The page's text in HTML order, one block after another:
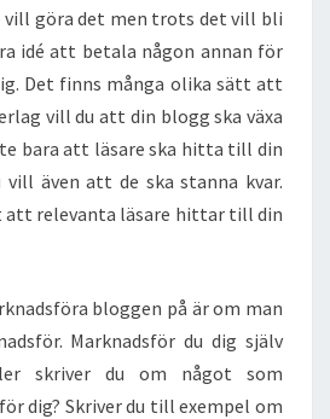
vill göra det men trots det vill bli
idé att betala någon annan för
Det finns många olika sätt att
vill du att din blogg ska växa
bara att läsare ska hitta till din
även att de ska stanna kvar.
att relevanta läsare hittar till din
bloggen på är om man
Marknadsför du dig själv
skriver du om något som
dig? Skriver du till exempel om